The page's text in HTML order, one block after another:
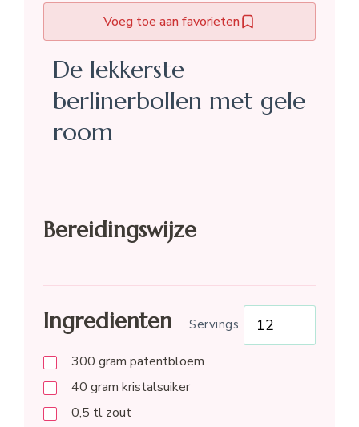
Voeg toe aan favorieten
De lekkerste
berlinerbollen met gele
room
Bereidingswijze
Ingredienten Servings
300 gram patentbloem
40 gram kristalsuiker
0,5 tl zout